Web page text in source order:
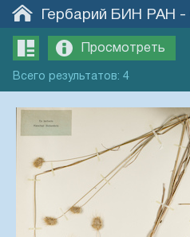
Гербарий БИН РАН -
Просмотреть
Всего результатов: 4